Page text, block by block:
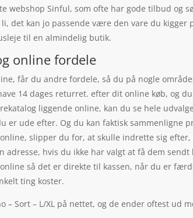
webshop Sinful, som ofte har gode tilbud
det kan jo passende være den vare du
til en almindelig butik.
online fordele
får du andre fordele, så du på nogle
14 dages returret. efter dit online køb, og
liggende online, kan du se hele
er ude efter. Og du kan faktisk sammenligne
slipper du for, at skulle indrette sig
adresse, hvis du ikke har valgt at få dem
så det er direkte til kassen, når du er
ting koster.
– Sort – L/XL på nettet, og de ender oftest ud